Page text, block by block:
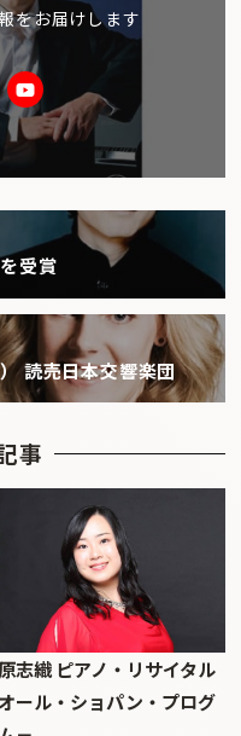
をお届けします
Youtube
受賞
読売日本交響楽団
事
志織 ピアノ・リサイタル
ール・ショパン・プログ